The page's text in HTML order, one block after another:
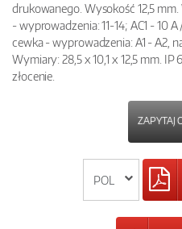
drukowanego. Wysokość 12,5
- wyprowadzenia: 11-14; AC1 - 10
cewka - wyprowadzenia: A1 - A2,
Wymiary: 28,5 x 10,1 x 12,5 mm. IP
złocenie.
ZAPYTAJ